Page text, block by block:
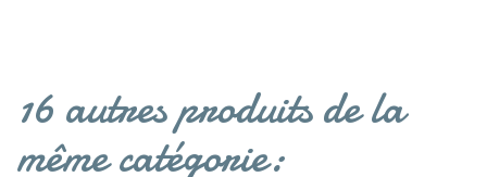
16 autres produits de la
même catégorie: